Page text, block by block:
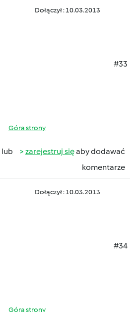
Dołączył : 10.03.2013
#33
Góra strony
lub zarejestruj sięaby dodawać
komentarze
Dołączył : 10.03.2013
#34
Góra strony